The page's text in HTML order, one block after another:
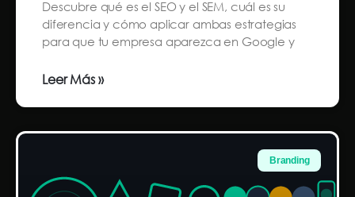
Descubre qué es el SEO y el SEM, cuál es su
diferencia y cómo aplicar ambas estrategias
para que tu empresa aparezca en Google y
Leer Más »
Branding